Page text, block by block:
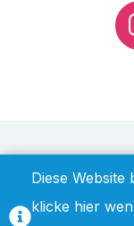
Diese Website
klicke hier